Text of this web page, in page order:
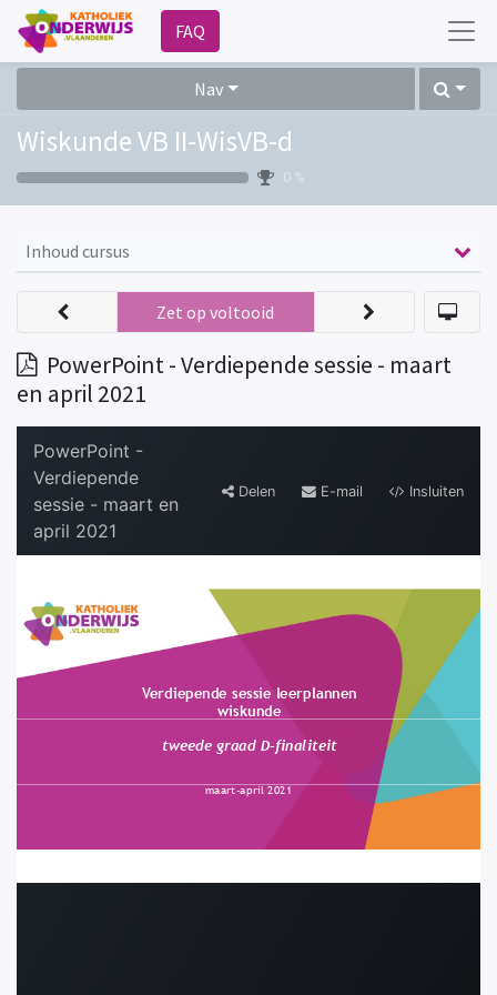
FAQ
Nav
Wiskunde VB II-WisVB-d
0 %
Inhoud cursus
PowerPoint - Verdiepende sessie - maart
en april 2021
Zet op voltooid